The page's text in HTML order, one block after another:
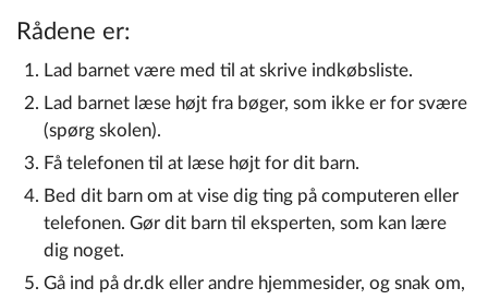
Rådene er:
Lad barnet være med til at skrive indkøbsliste.
Lad barnet læse højt fra bøger, som ikke er for svære
(spørg skolen).
Få telefonen til at læse højt for dit barn.
Bed dit barn om at vise dig ting på computeren eller
telefonen. Gør dit barn til eksperten, som kan lære
dig noget.
Gå ind på dr.dk eller andre hjemmesider, og snak om,